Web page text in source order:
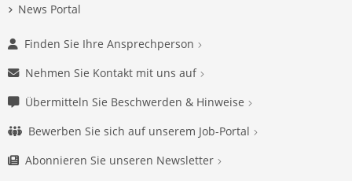
News Portal
Finden Sie Ihre Ansprechperson
Nehmen Sie Kontakt mit uns auf
Übermitteln Sie Beschwerden & Hinweise
Bewerben Sie sich auf unserem Job-Portal
Abonnieren Sie unseren Newsletter